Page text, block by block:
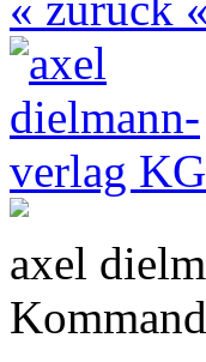
axel